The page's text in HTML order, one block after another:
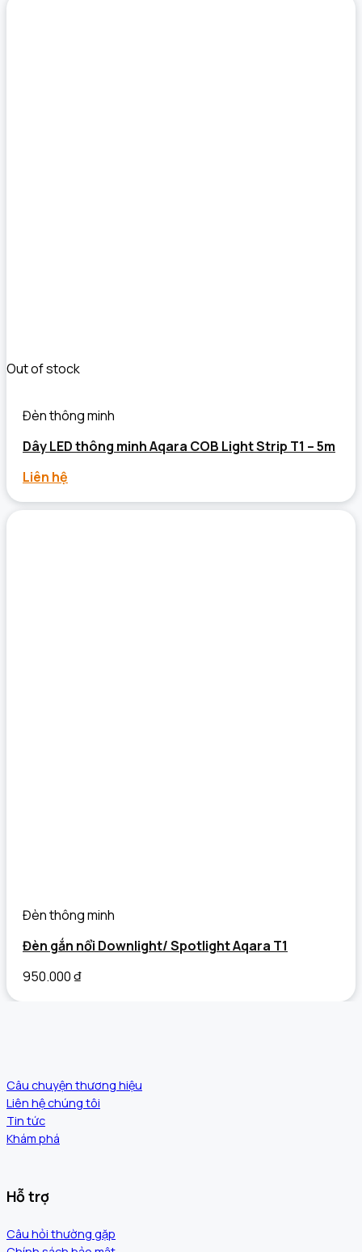
Out of stock
Đèn thông minh
Dây LED thông minh Aqara COB Light Strip T1 – 5m
Liên hệ
Đèn thông minh
Đèn gắn nổi Downlight/ Spotlight Aqara T1
950.000₫
Câu chuyện thương hiệu
Liên hệ chúng tôi
Tin tức
Khám phá
Hỗ trợ
Câu hỏi thường gặp